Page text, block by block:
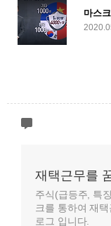
마스
재택근무를
주식(급등주, 특
크를 통하여 재
로그 입니다.